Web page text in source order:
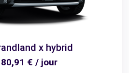
x hybrid
€ / jour